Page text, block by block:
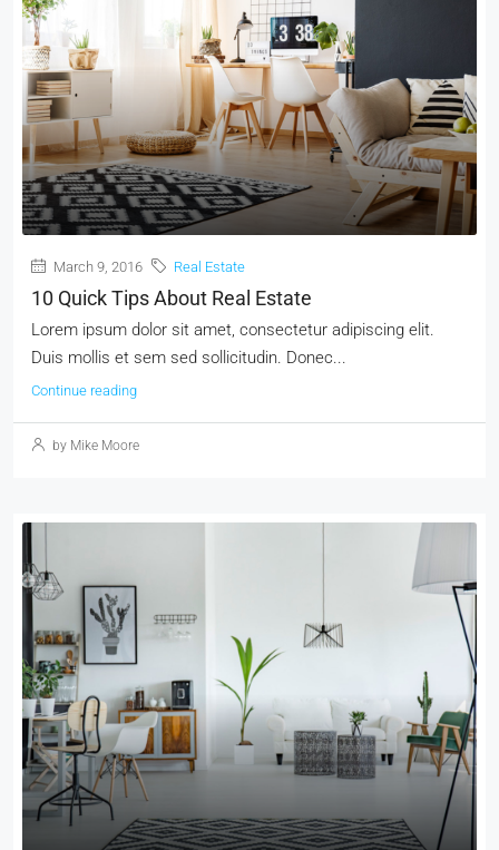
March 9, 2016 Real Estate
10 Quick Tips About Real Estate
Lorem ipsum dolor sit amet, consectetur adipiscing elit.
Duis mollis et sem sed sollicitudin. Donec...
Continue reading
by Mike Moore